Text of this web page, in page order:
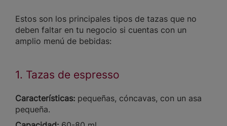
Estos son los principales tipos de tazas que no
deben faltar en tu negocio si cuentas con un
amplio menú de bebidas:
1. Tazas de espresso
Características: pequeñas, cóncavas, con un asa
pequeña.